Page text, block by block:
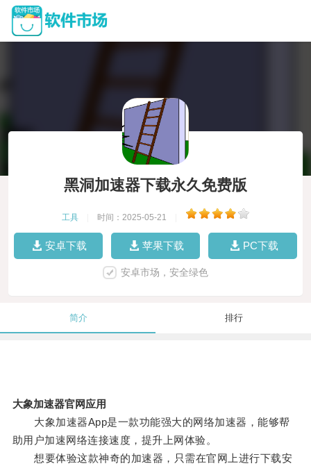
黑洞加速器下载永久免费版
工具 时间：2025-05-21
安卓下载 苹果下载 PC下载
安卓市场，安全绿色
简介 排行
大象加速器官网应用
大象加速器App是一款功能强大的网络加速器，能够帮
助用户加速网络连接速度，提升上网体验。
想要体验这款神奇的加速器，只需在官网上进行下载安